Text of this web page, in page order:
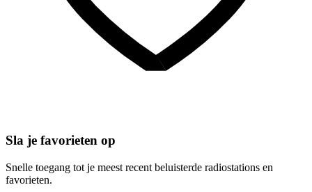
Sla je favorieten op
Snelle toegang tot je meest recent beluisterde radiostations en
favorieten.